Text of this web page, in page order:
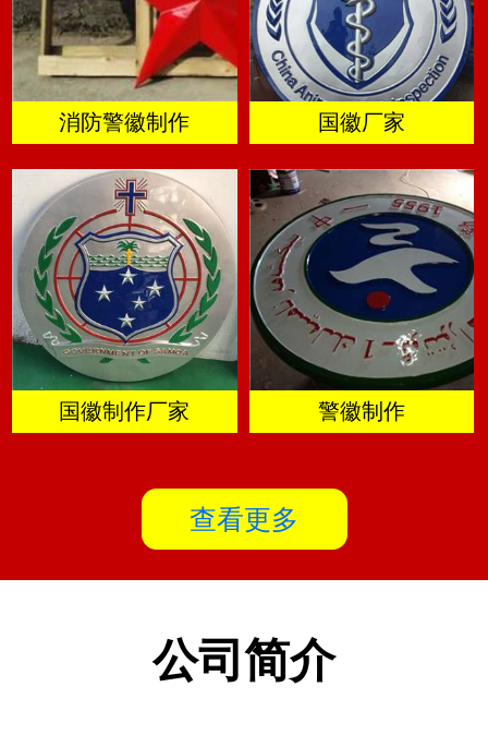
消防警徽制作 国徽厂家
国徽制作厂家 警徽制作
查看更多
公司简介